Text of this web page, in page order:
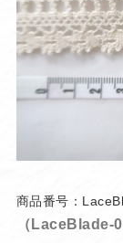
商品番号：
（LaceBlade-